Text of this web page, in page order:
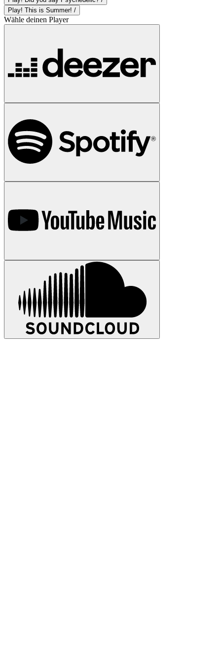
Play! This is Summer! /
Wähle deinen Player